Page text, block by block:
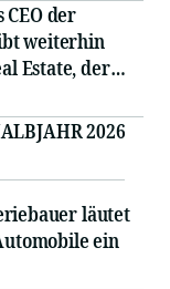
der
weiterhin
Estate, der
2026
läutet
ein